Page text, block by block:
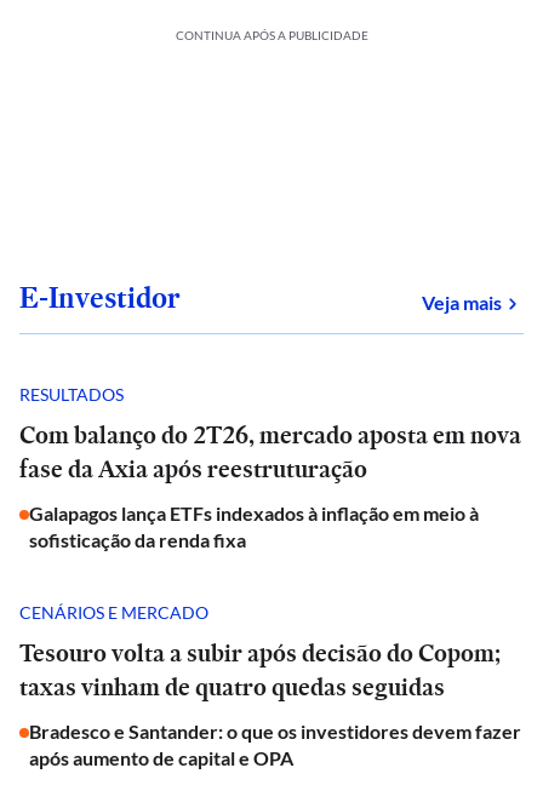
CONTINUA APÓS A PUBLICIDADE
E-Investidor Veja mais
RESULTADOS
Com balanço do 2T26, mercado aposta em nova
fase da Axia após reestruturação
Galapagos lança ETFs indexados à inflação em meio à
sofisticação da renda fixa
CENÁRIOS E MERCADO
Tesouro volta a subir após decisão do Copom;
taxas vinham de quatro quedas seguidas
Bradesco e Santander: o que os investidores devem fazer
após aumento de capital e OPA